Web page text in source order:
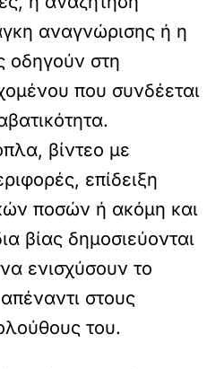
αναγνώρισης ή η
οδηγούν στη
που συνδέεται
βίντεο με
επίδειξη
ποσών ή ακόμη και
βίας δημοσιεύονται
ενισχύσουν το
στους
του.